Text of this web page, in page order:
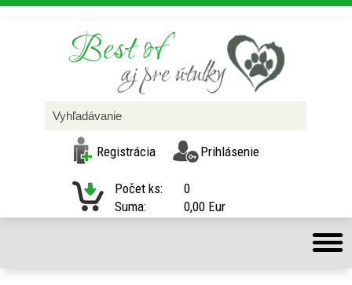
Registrácia Prihlásenie
Počet ks:
0
Suma:
0,00 Eur